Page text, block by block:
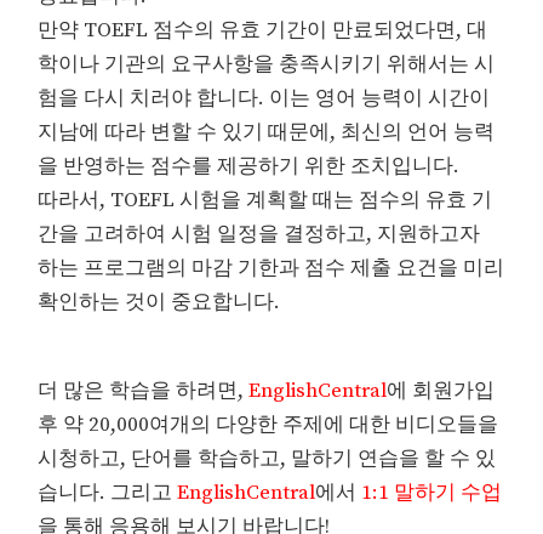
만약 TOEFL 점수의 유효 기간이 만료되었다면, 대
학이나 기관의 요구사항을 충족시키기 위해서는 시
험을 다시 치러야 합니다. 이는 영어 능력이 시간이
지남에 따라 변할 수 있기 때문에, 최신의 언어 능력
을 반영하는 점수를 제공하기 위한 조치입니다.
따라서, TOEFL 시험을 계획할 때는 점수의 유효 기
간을 고려하여 시험 일정을 결정하고, 지원하고자
하는 프로그램의 마감 기한과 점수 제출 요건을 미리
확인하는 것이 중요합니다.
더 많은 학습을 하려면,EnglishCentral에 회원가입
후 약 20,000여개의 다양한 주제에 대한 비디오들을
시청하고, 단어를 학습하고, 말하기 연습을 할 수 있
습니다. 그리고EnglishCentral에서 1:1 말하기 수업
을 통해 응용해 보시기 바랍니다!